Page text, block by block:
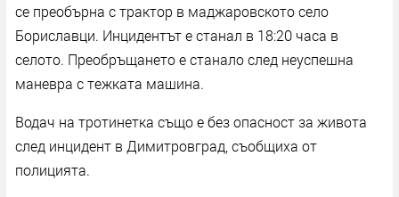
се преобърна с трактор в маджаровското село
Бориславци. Инцидентът е станал в 18:20 часа в
селото. Преобръщането е станало след неуспешна
маневра с тежката машина.
Водач на тротинетка също е без опасност за живота
след инцидент в Димитровград, съобщиха от
полицията.